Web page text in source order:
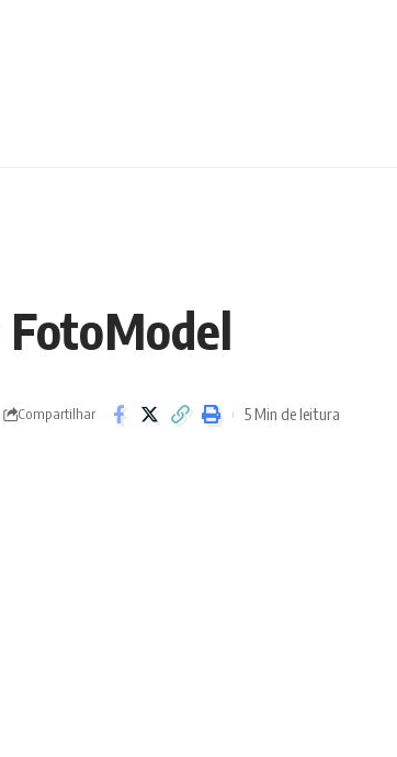
FotoModel
Compartilhar 5 Min de leitura